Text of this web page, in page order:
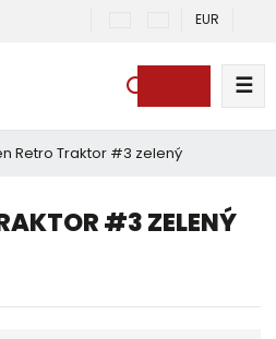
EUR
y
d
☰
Retro Traktor #3 zelený
#3 ZELENÝ